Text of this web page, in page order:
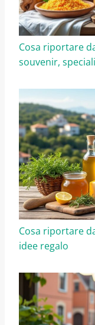
Cosa riportare
souvenir,
Cosa riportare
idee regalo